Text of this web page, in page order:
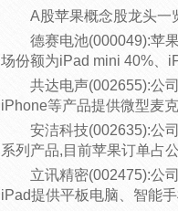
A股苹果概念股龙头一
德赛电池(000049):苹
场份额为iPad mini 40%、
共达电声(002655):公
iPhone等产品提供微型麦克
安洁科技(002635):公
系列产品,目前苹果订单占
立讯精密(002475):公
iPad提供平板电脑、智能手